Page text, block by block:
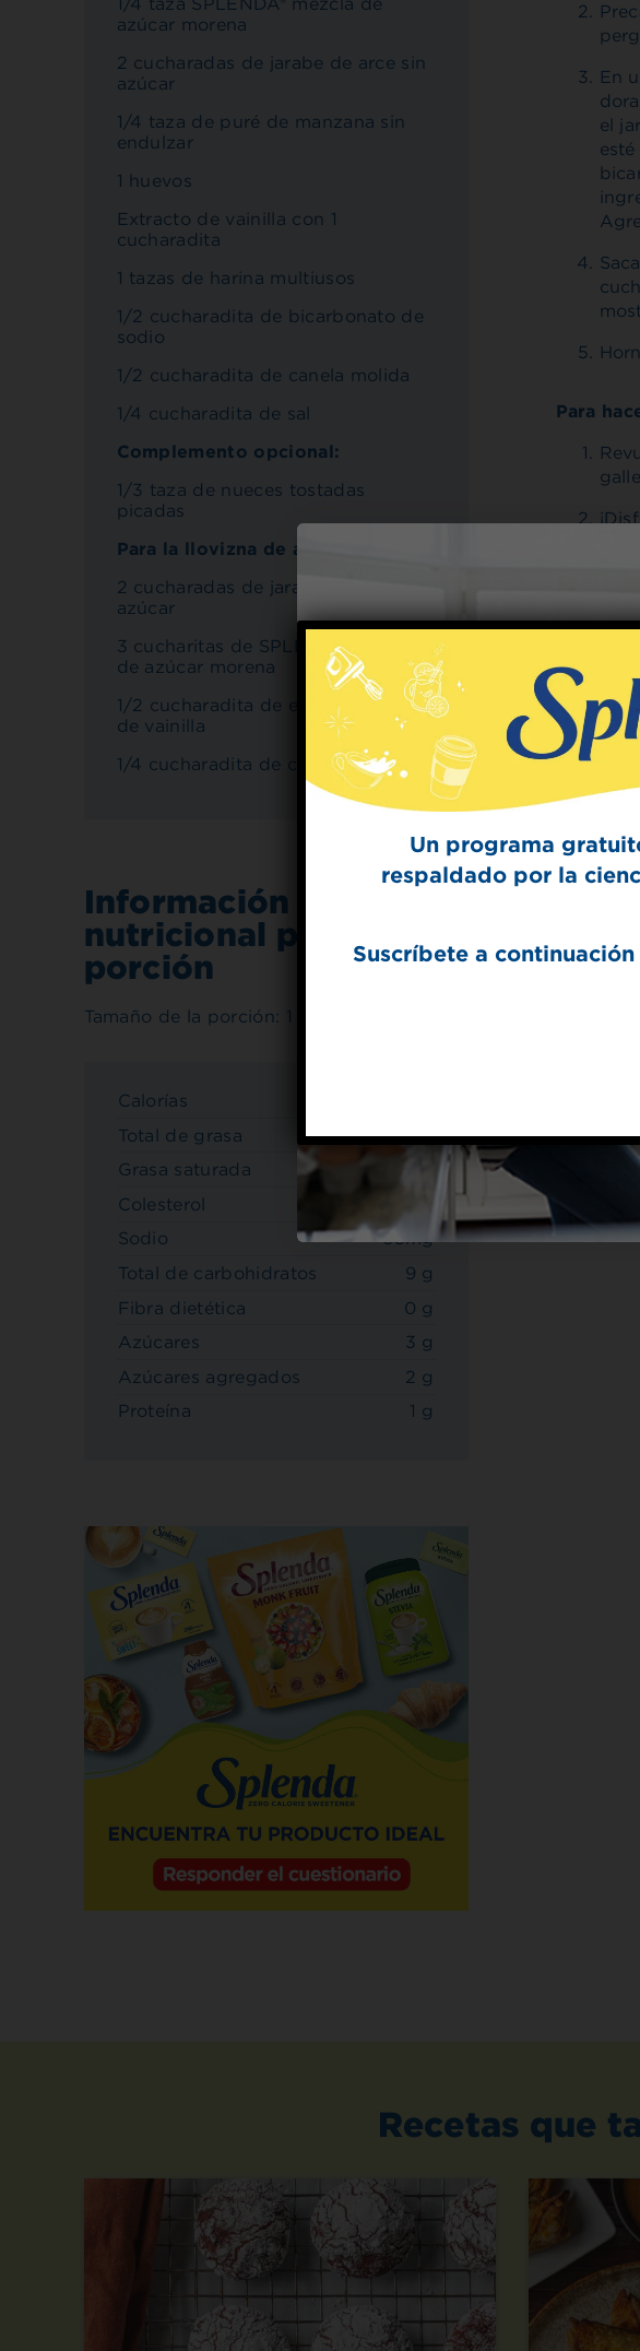
azúcar morena
2 cucharadas de jarabe de arce sin
azúcar
1/4 taza de puré de manzana sin
endulzar
1 huevos
Extracto de vainilla con 1
cucharadita
1 tazas de harina multiusos
1/2 cucharadita de bicarbonato de
sodio
1/2 cucharadita de canela molida
1/4 cucharadita de sal
Complemento opcional:
1/3 taza de nueces tostadas
picadas
Para la llovizna de arce y canela:
2 cucharadas de jarabe de arce sin
azúcar
3 cucharitas de SPLENDA® mezcla
de azúcar morena
1/2 cucharadita de extracto puro
de vainilla
1/4 cucharadita de canela molida
Información
nutricional por
porción
Tamaño de la porción: 1 galletas
Calorías
Total de grasa
4 g
Grasa saturada
2.5 g
Colesterol
Sodio
65mg
Total de carbohidratos
9 g
Fibra dietética
0 g
Azúcares
3 g
Azúcares agregados
2 g
Proteína
1 g
En
el
Para
Recetas que
Un programa
respaldado por la
Suscríbete a